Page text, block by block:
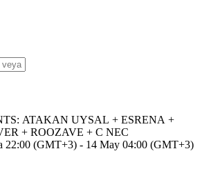
ATAKAN UYSAL + ESRENA +
+ ROOZAVE + C NEC
22:00 (GMT+3) - 14 May 04:00 (GMT+3)